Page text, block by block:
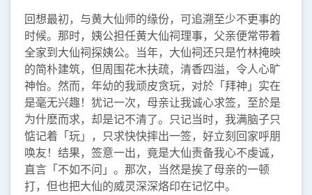
回想最初，与黄大仙师的缘份，可追溯至少不更事的
时候。那时，姨公担任黄大仙祠理事，父亲便常带着
全家到大仙祠探姨公。当年，大仙祠还只是竹林掩映
的简朴建筑，但周围花木扶疏，清香四溢，令人心旷
神怡。然而，年幼的我顽皮贪玩，对於「拜神」实在
是毫无兴趣！犹记一次，母亲让我诚心求签，至於是
为什麽而求，却是记不清了。只记当时，我满脑子只
惦记着「玩」，只求快快摔出一签，好立刻回家呼朋
唤友！结果，签意一出，竟是大仙责备我心不虔诚，
直言「不如不问」。那次，当然是挨了母亲的一顿
打，但也把大仙的威灵深深烙印在记忆中。